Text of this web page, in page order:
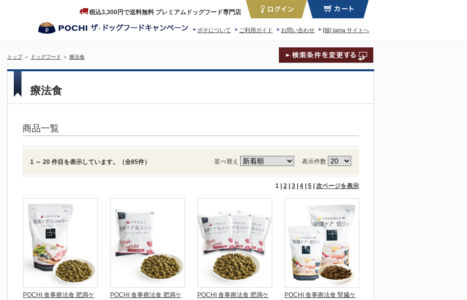
税込3,300円で送料無料 プレミアムドッグフード専門店
[猫] tama サイトへ
お問い合わせ
ご利用ガイド
ポチについて
トップ ＞ ドッグフード ＞ 療法食
療法食
商品一覧
1 ～ 20 件目を表示しています。（全85件） 並べ替え 表示件数
1 | 2 3 4 5 次ページを表示
POCHI 食事療法食 肥満ケ
POCHI 食事療法食 肥満ケ
POCHI 食事療法食 肥満ケ
POCHI 食事療法食 腎臓ケ